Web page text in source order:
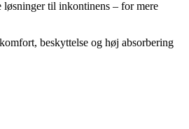
til inkontinens – for mere
beskyttelse og høj absorbering